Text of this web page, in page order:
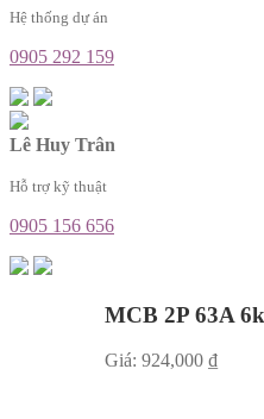
Hệ thống dự án
0905 292 159
Lê Huy Trân
Hỗ trợ kỹ thuật
0905 156 656
MCB 2P 63A
Giá: 924,000 ₫